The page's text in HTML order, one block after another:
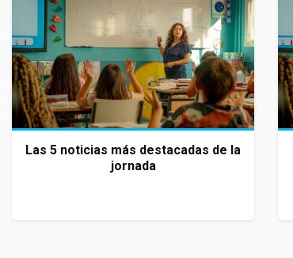
Las 5 noticias más destacadas de la
jornada